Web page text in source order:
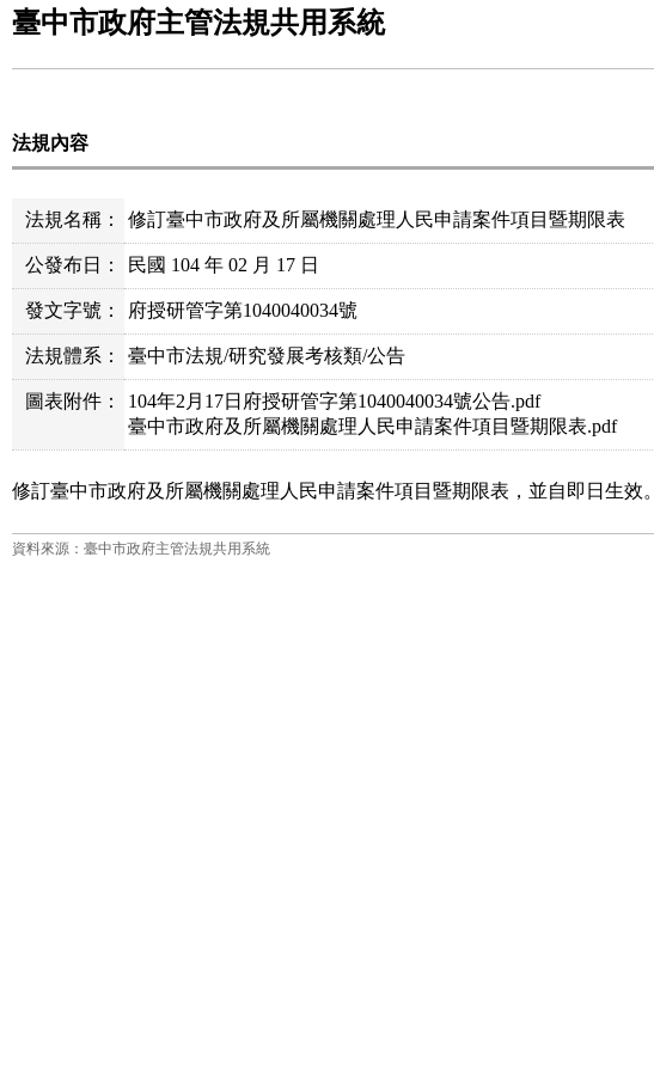
臺中市政府主管法規共用系統
法規內容
法規名稱： 修訂臺中市政府及所屬機關處理人民申請案件項目暨期限表
公發布日： 民國 104 年 02 月 17 日
發文字號： 府授研管字第1040040034號
法規體系： 臺中市法規/研究發展考核類/公告
圖表附件：
104年2月17日府授研管字第1040040034號公告.pdf
臺中市政府及所屬機關處理人民申請案件項目暨期限表.pdf
修訂臺中市政府及所屬機關處理人民申請案件項目暨期限表，並自即日生效。
資料來源：臺中市政府主管法規共用系統